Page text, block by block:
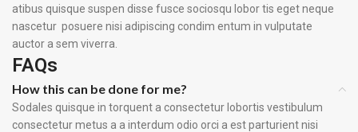
atibus quisque suspen disse fusce sociosqu lobor tis eget neque
nascetur posuere nisi adipiscing condim entum in vulputate
auctor a sem viverra.
FAQs
How this can be done for me?
Sodales quisque in torquent a consectetur lobortis vestibulum
consectetur metus a a interdum odio orci a est parturient nisi